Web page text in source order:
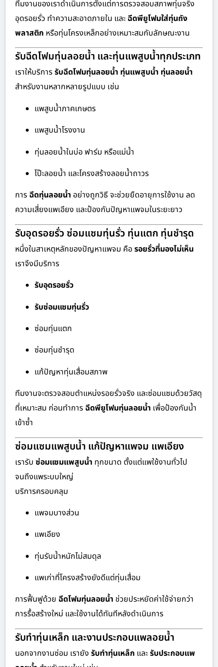
ทีมงานของเราดำเนินการตั้งแต่การตรวจสอบสภาพทุ่นจริง
อุดรอยรั่ว ทำความสะอาดภายใน และ ฉีดพียูโฟมใส่ทุ่นถัง
พลาสติก หรือทุ่นโครงเหล็กอย่างเหมาะสมกับลักษณะงาน
รับฉีดโฟมทุ่นลอยน้ำ และทุ่นแพสูบน้ำทุกประเภท
เราให้บริการรับฉีดโฟมทุ่นลอยน้ำ ทุ่นแพสูบน้ำ ทุ่นลอยน้ำ
สำหรับงานหลากหลายรูปแบบ เช่น
แพสูบน้ำภาคเกษตร
แพสูบน้ำโรงงาน
ทุ่นลอยน้ำในบ่อ ฟาร์ม หรือแม่น้ำ
โป๊ะลอยน้ำ และโครงสร้างลอยน้ำถาวร
การ ฉีดทุ่นลอยน้ำ อย่างถูกวิธี จะช่วยยืดอายุการใช้งาน ลด
ความเสี่ยงแพเอียง และป้องกันปัญหาแพจมในระยะยาว
รับอุดรอยรั่ว ซ่อมแซมทุ่นรั่ว ทุ่นแตก ทุ่นชำรุด
หนึ่งในสาเหตุหลักของปัญหาแพจม คือรอยรั่วที่มองไม่เห็น
เราจึงมีบริการ
รับอุดรอยรั่ว
รับซ่อมแซมทุ่นรั่ว
ซ่อมทุ่นแตก
ซ่อมทุ่นชำรุด
แก้ปัญหาทุ่นเสื่อมสภาพ
ทีมงานจะตรวจสอบตำแหน่งรอยรั่วจริง และซ่อมแซมด้วยวัสดุ
ที่เหมาะสม ก่อนทำการ ฉีดพียูโฟมทุ่นลอยน้ำ เพื่อป้องกันน้ำ
เข้าซ้ำ
ซ่อมแซมแพสูบน้ำ แก้ปัญหาแพจม แพเอียง
เรารับ ซ่อมแซมแพสูบน้ำ ทุกขนาด ตั้งแต่แพใช้งานทั่วไป
จนถึงแพระบบใหญ่
บริการครอบคลุม
แพจมบางส่วน
แพเอียง
ทุ่นรับน้ำหนักไม่สมดุล
แพเก่าที่โครงสร้างยังดีแต่ทุ่นเสื่อม
การฟื้นฟูด้วย ฉีดโฟมทุ่นลอยน้ำ ช่วยประหยัดค่าใช้จ่ายกว่า
การรื้อสร้างใหม่ และใช้งานได้ทันทีหลังดำเนินการ
รับทำทุ่นเหล็ก และงานประกอบแพลอยน้ำ
นอกจากงานซ่อม เรายัง รับทำทุ่นเหล็ก และรับประกอบแพ